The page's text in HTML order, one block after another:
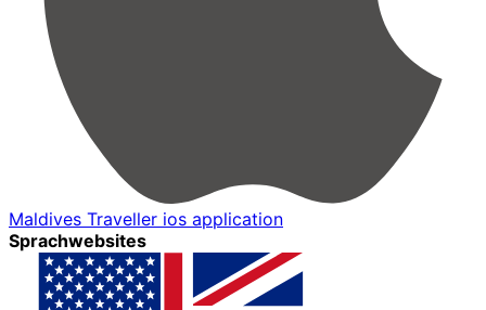
Maldives Traveller ios application
Sprachwebsites